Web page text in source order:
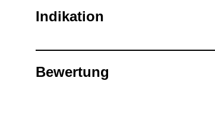
Indi­ka­tion
Bewer­tung